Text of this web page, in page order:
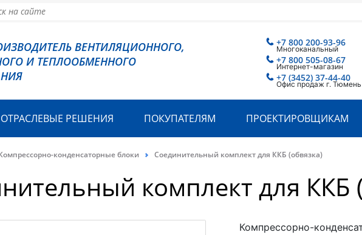
ВЕНТИЛЯЦИОННОГО,
И ТЕПЛООБМЕННОГО
+7 800 200-93-96
Многоканальный
+7 800 505-08-67
Интернет-магазин
+7 (3452) 37-44-40
Офис продаж г. Тюмень
ОТРАСЛЕВЫЕ РЕШЕНИЯ ПОКУПАТЕЛЯМ ПРОЕКТИРОВЩИКАМ
конденсаторные блоки Соединительный комплект для ККБ (обвязка)
комплект для ККБ
Компрессорно-